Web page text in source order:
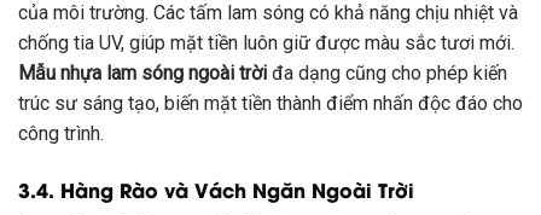
của môi trường. Các tấm lam sóng có khả năng chịu nhiệt và
chống tia UV, giúp mặt tiền luôn giữ được màu sắc tươi mới.
Mẫu nhựa lam sóng ngoài trời đa dạng cũng cho phép kiến
trúc sư sáng tạo, biến mặt tiền thành điểm nhấn độc đáo cho
công trình.
3.4. Hàng Rào và Vách Ngăn Ngoài Trời